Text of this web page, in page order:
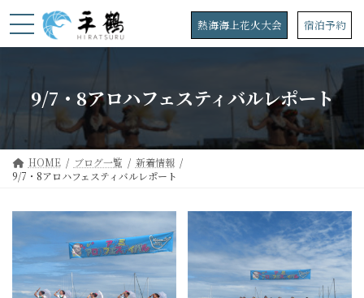
ン
プ
ビ
動
熱海海上花火大会 宿泊予約
9/7・8アロハフェスティバルレポート
HOME ブログ一覧
新着情報
9/7・8アロハフェスティバルレポート